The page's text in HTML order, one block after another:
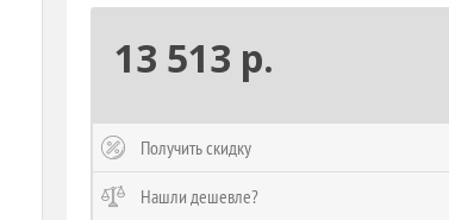
13 513 р.
Получить скидку
Нашли дешевле?